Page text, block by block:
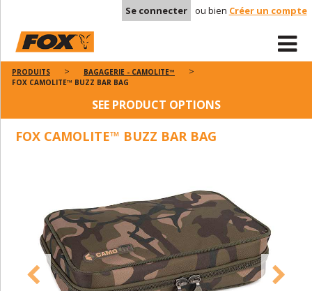
Se connecter ou bien Créer un compte
PRODUITS
BAGAGERIE - CAMOLITE™
FOX CAMOLITE™ BUZZ BAR BAG
SEE PRODUCT OPTIONS
FOX CAMOLITE™ BUZZ BAR BAG